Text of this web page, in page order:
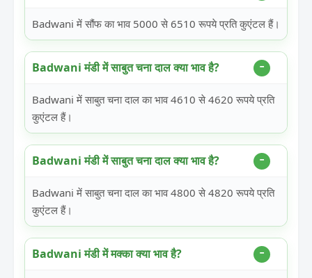
Badwani में सौंफ का भाव 5000 से 6510 रूपये प्रति कुएंटल हैं।
Badwani मंडी में साबुत चना दाल क्या भाव है?
Badwani में साबुत चना दाल का भाव 4610 से 4620 रूपये प्रति
कुएंटल हैं।
Badwani मंडी में साबुत चना दाल क्या भाव है?
Badwani में साबुत चना दाल का भाव 4800 से 4820 रूपये प्रति
कुएंटल हैं।
Badwani मंडी में मक्का क्या भाव है?